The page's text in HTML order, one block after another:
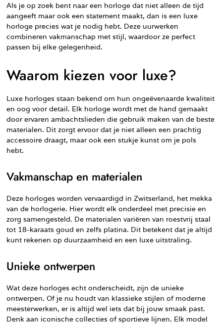
Als je op zoek bent naar een horloge dat niet alleen de tijd
aangeeft maar ook een statement maakt, dan is een luxe
horloge precies wat je nodig hebt. Deze uurwerken
combineren vakmanschap met stijl, waardoor ze perfect
passen bij elke gelegenheid.
Waarom kiezen voor luxe?
Luxe horloges staan bekend om hun ongeëvenaarde kwaliteit
en oog voor detail. Elk horloge wordt met de hand gemaakt
door ervaren ambachtslieden die gebruik maken van de beste
materialen. Dit zorgt ervoor dat je niet alleen een prachtig
accessoire draagt, maar ook een stukje kunst om je pols
hebt.
Vakmanschap en materialen
Deze horloges worden vervaardigd in Zwitserland, het mekka
van de horlogerie. Hier wordt elk onderdeel met precisie en
zorg samengesteld. De materialen variëren van roestvrij staal
tot 18-karaats goud en zelfs platina. Dit betekent dat je altijd
kunt rekenen op duurzaamheid en een luxe uitstraling.
Unieke ontwerpen
Wat deze horloges echt onderscheidt, zijn de unieke
ontwerpen. Of je nu houdt van klassieke stijlen of moderne
meesterwerken, er is altijd wel iets dat bij jouw smaak past.
Denk aan iconische collecties of sportieve lijnen. Elk model